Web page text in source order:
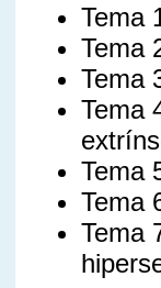
Tema
Tema
Tema
Tema
Tema
Tema
Tema